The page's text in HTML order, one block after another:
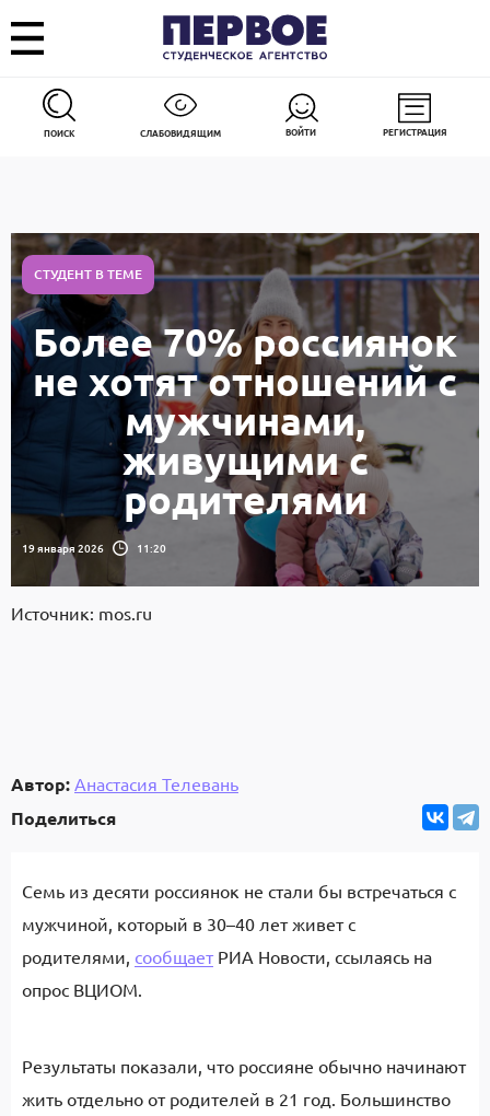
ПОИСК СЛАБОВИДЯЩИМ ВОЙТИ РЕГИСТРАЦИЯ
СТУДЕНТ В ТЕМЕ
Более 70% россиянок
не хотят отношений с
мужчинами,
живущими с
родителями
19 января 2026 11:20
Источник: mos.ru
Автор: Анастасия Телевань
Поделиться
Семь из десяти россиянок не стали бы встречаться с
мужчиной, который в 30–40 лет живет с
родителями, сообщает РИА Новости, ссылаясь на
опрос ВЦИОМ.
Результаты показали, что россияне обычно начинают
жить отдельно от родителей в 21 год. Большинство